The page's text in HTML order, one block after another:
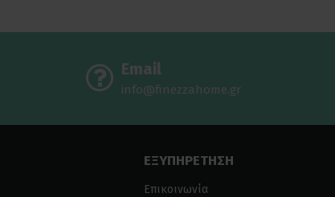
Email
info@finezzahome.gr
ΕΞΥΠΗΡΕΤΗΣΗ
Επικοινωνία